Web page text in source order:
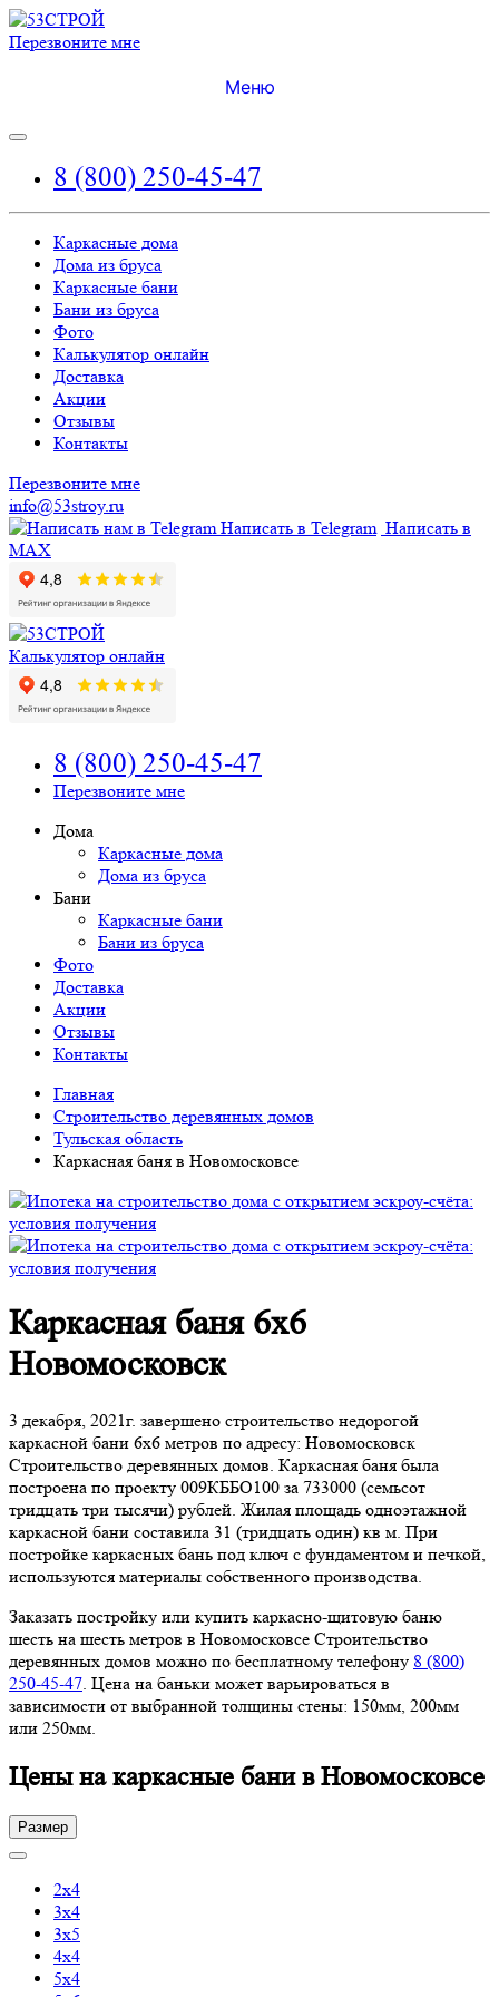
Перезвоните мне
Меню
8 (800) 250-45-47
Каркасные дома
Дома из бруса
Каркасные бани
Бани из бруса
Фото
Калькулятор онлайн
Доставка
Акции
Отзывы
Контакты
Перезвоните мне
info@53stroy.ru
Написать в Telegram Написать в
MAX
Калькулятор онлайн
8 (800) 250-45-47
Перезвоните мне
Дома
Каркасные дома
Дома из бруса
Бани
Каркасные бани
Бани из бруса
Фото
Доставка
Акции
Отзывы
Контакты
Главная
Строительство деревянных домов
Тульская область
Каркасная баня в Новомосковсе
Каркасная баня 6х6
Новомосковск
3 декабря, 2021г. завершено строительство недорогой
каркасной бани 6х6 метров по адресу: Новомосковск
Строительство деревянных домов. Каркасная баня была
построена по проекту 009КББО100 за 733000 (семьсот
тридцать три тысячи) рублей. Жилая площадь одноэтажной
каркасной бани составила 31 (тридцать один) кв м. При
постройке каркасных бань под ключ с фундаментом и печкой,
используются материалы собственного производства.
Заказать постройку или купить каркасно-щитовую баню
шесть на шесть метров в Новомосковсе Строительство
деревянных домов можно по бесплатному телефону 8 (800)
250-45-47. Цена на баньки может варьироваться в
зависимости от выбранной толщины стены: 150мм, 200мм
или 250мм.
Цены на каркасные бани в Новомосковсе
Размер
2х4
3х4
3х5
4х4
5х4